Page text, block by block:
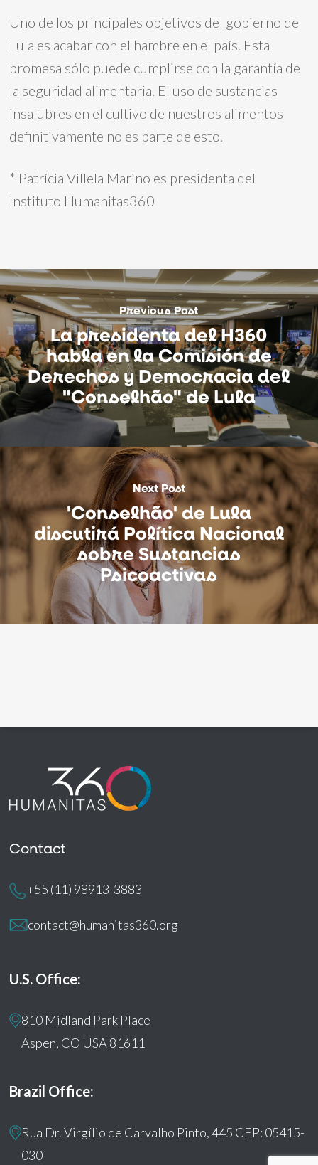
Uno de los principales objetivos del gobierno de
Lula es acabar con el hambre en el país. Esta
promesa sólo puede cumplirse con la garantía de
la seguridad alimentaria. El uso de sustancias
insalubres en el cultivo de nuestros alimentos
definitivamente no es parte de esto.
* Patrícia Villela Marino es presidenta del
Instituto Humanitas360
Previous Post
La presidenta del H360
habla en la Comisión de
Derechos y Democracia del
"Conselhão" de Lula
Next Post
'Conselhão' de Lula
discutirá Política Nacional
sobre Sustancias
Psicoactivas
Contact
+55 (11) 98913-3883
contact@humanitas360.org
U.S. Office:
810 Midland Park Place
Aspen, CO USA 81611
Brazil Office:
Rua Dr. Virgílio de Carvalho Pinto, 445 CEP: 05415-
030